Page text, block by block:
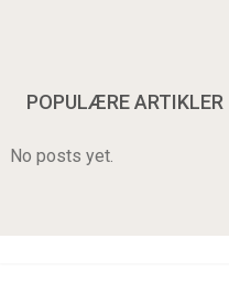
POPULÆRE ARTIKLER
No posts yet.